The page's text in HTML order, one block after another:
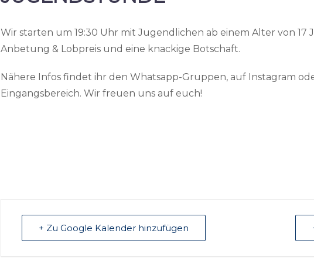
Wir starten um 19:30 Uhr mit Jugendlichen ab einem Alter von 17
Anbetung & Lobpreis und eine knackige Botschaft.
Nähere Infos findet ihr den Whatsapp-Gruppen, auf Instagram
Eingangsbereich. Wir freuen uns auf euch!
+ Zu Google Kalender hinzufügen